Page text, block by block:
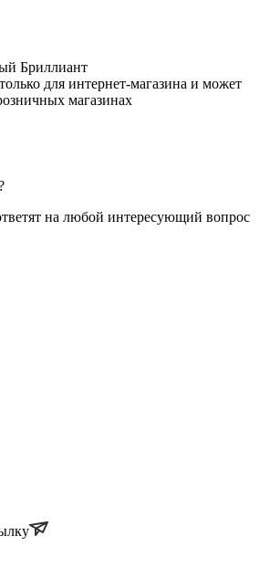
Бриллиант
для интернет-магазина и может
магазинах
на любой интересующий вопрос